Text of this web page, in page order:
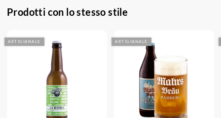
Prodotti con lo stesso stile
ARTIGIANALE ARTIGIANALE